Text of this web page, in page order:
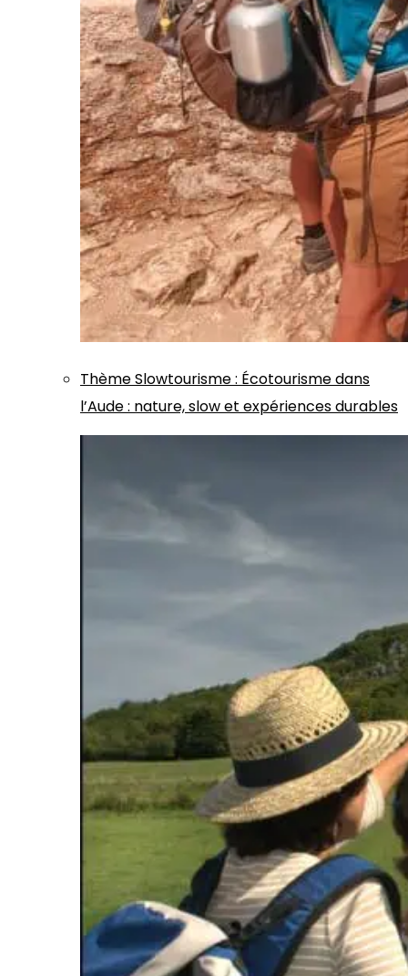
ThèmeSlowtourisme: Écotourisme dans
l’Aude : nature, slow et expériences durables